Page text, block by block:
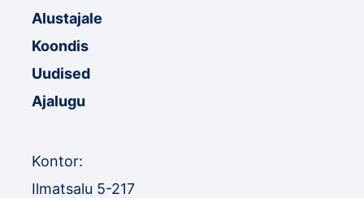
Alustajale
Koondis
Uudised
Ajalugu
Kontor:
Ilmatsalu 5-217